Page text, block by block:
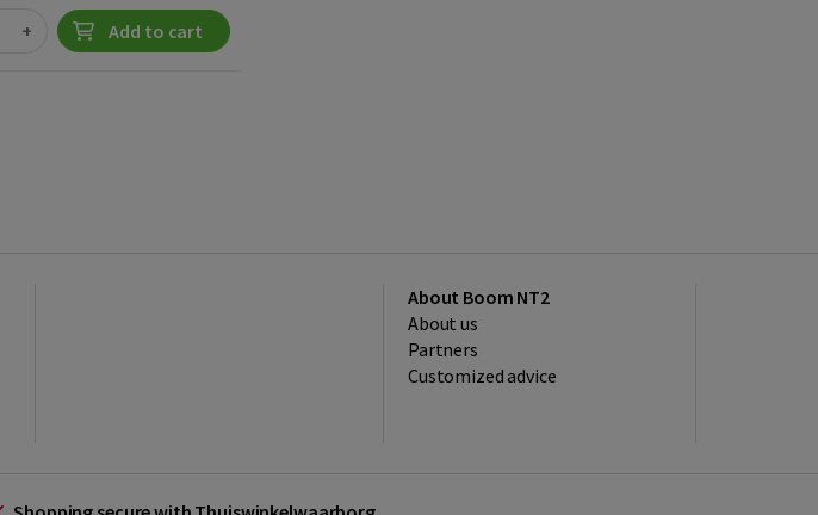
+ Add to cart
About Boom NT2
About us
Partners
Customized advice